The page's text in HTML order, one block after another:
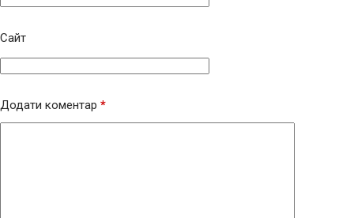
Сайт
Додати коментар *